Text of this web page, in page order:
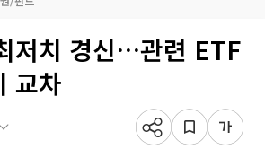
저치 경신…관련 ETF
교차